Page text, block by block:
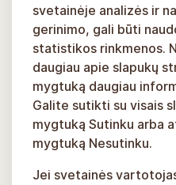
svetainėje analizės ir
gerinimo, gali būti
statistikos rinkmenos.
daugiau apie slapukų
mygtuką daugiau
Galite sutikti su visais
mygtuką Sutinku arba
mygtuką Nesutinku.
Jei svetainės